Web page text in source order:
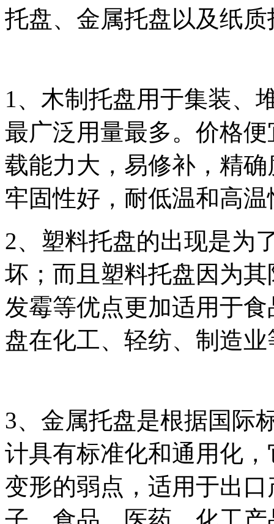
托盘、金属托盘以及纸质
1、木制托盘用于集装、
最广泛用量最多。价格
载能力大，易修补，精
牢固性好，耐低温和高
2、 塑料托盘的出现是为
坏；而且塑料托盘因为
发霉等优点更加适用于
盘在化工、轻纺、制造
3、金属托盘是根据国际
计具有标准化和通用化
变形的弱点，适用于出